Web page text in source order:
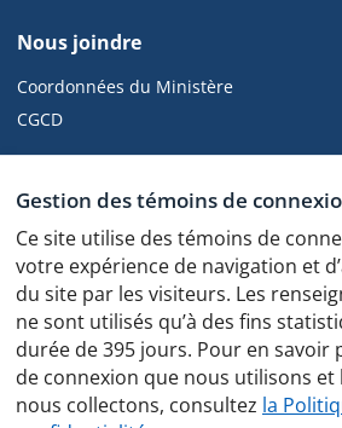
Gestion des témoins de
Ce site utilise des témoins de
votre expérience de navigation et
du site par les visiteurs. Les
ne sont utilisés qu’à des fins
durée de 395 jours. Pour en savoir
de connexion que nous utilisons et
nous collectons, consultez la
de
Nous joindre
Coordonnées du Ministère
CGCD
Politique de
Protocole des feux de